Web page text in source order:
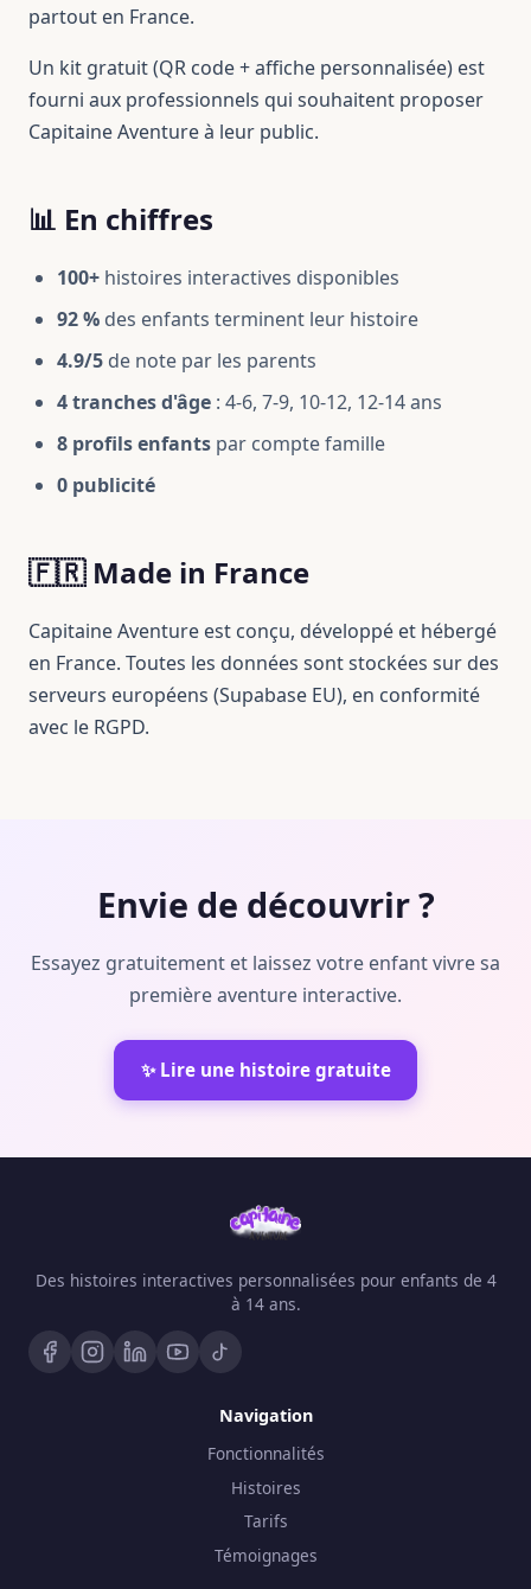
partout en France.
Un kit gratuit (QR code + affiche personnalisée) est
fourni aux professionnels qui souhaitent proposer
Capitaine Aventure à leur public.
📊 En chiffres
100+ histoires interactives disponibles
92 % des enfants terminent leur histoire
4.9/5 de note par les parents
4 tranches d'âge : 4-6, 7-9, 10-12, 12-14 ans
8 profils enfants par compte famille
0 publicité
🇫🇷 Made in France
Capitaine Aventure est conçu, développé et hébergé
en France. Toutes les données sont stockées sur des
serveurs européens (Supabase EU), en conformité
avec le RGPD.
Envie de découvrir ?
Essayez gratuitement et laissez votre enfant vivre sa
première aventure interactive.
✨ Lire une histoire gratuite
Des histoires interactives personnalisées pour enfants de 4
à 14 ans.
Navigation
Fonctionnalités
Histoires
Tarifs
Témoignages